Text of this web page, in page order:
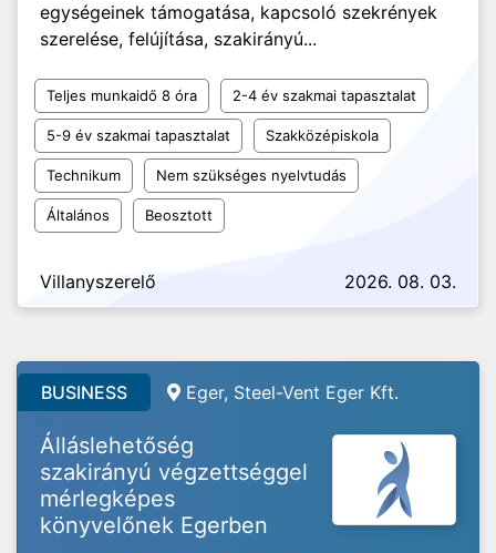
egységeinek támogatása, kapcsoló szekrények
szerelése, felújítása, szakirányú...
Teljes munkaidő 8 óra 2-4 év szakmai tapasztalat
5-9 év szakmai tapasztalat Szakközépiskola
Technikum Nem szükséges nyelvtudás
Általános Beosztott
Villanyszerelő 2026. 08. 03.
BUSINESS Eger, Steel-Vent Eger Kft.
Álláslehetőség
szakirányú végzettséggel
mérlegképes
könyvelőnek Egerben